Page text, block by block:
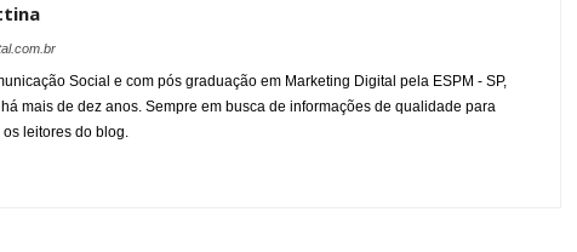
Social e com pós graduação em Marketing Digital pela ESPM - SP,
mais de dez anos. Sempre em busca de informações de qualidade para
leitores do blog.